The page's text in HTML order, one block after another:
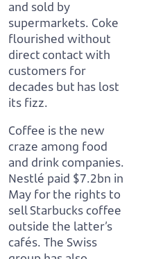
and sold by
supermarkets. Coke
flourished without
direct contact with
customers for
decades but has lost
its fizz.
Coffee is the new
craze among food
and drink companies.
Nestlé paid $7.2bn in
May for the rights to
sell Starbucks coffee
outside the latter’s
cafés. The Swiss